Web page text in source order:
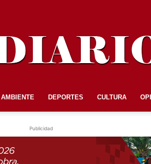
AMBIENTE DEPORTES CULTURA
Publicidad